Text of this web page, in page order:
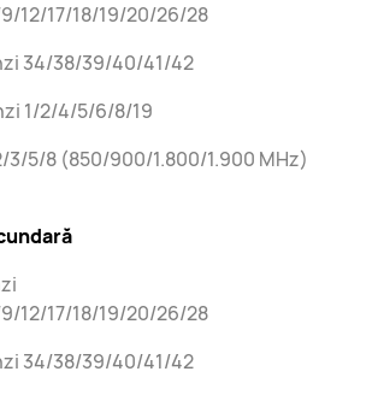
12/17/18/19/20/26/28
34/38/39/40/41/42
1/2/4/5/6/8/19
3/5/8 (850/900/1.800/1.900 MHz)
12/17/18/19/20/26/28
34/38/39/40/41/42